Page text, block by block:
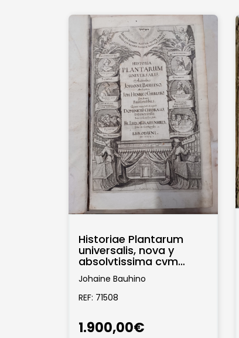
Historiae Plantarum
universalis, nova y
absolvtissima cvm
consensv et dissensv
circa eas, 2 tomos de...
Johaine Bauhino
REF: 71508
1.900,00€